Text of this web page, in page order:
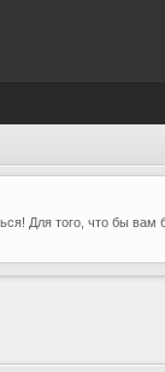
Для того, что бы вам